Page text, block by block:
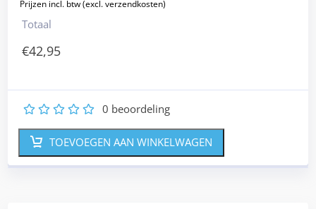
Totaal
€42,95
5
4
3
2 0 beoordeling
TOEVOEGEN AAN WINKELWAGEN